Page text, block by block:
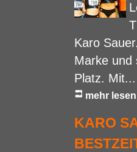
Karo
Marke und
Platz. Mit...
mehr lesen
KARO